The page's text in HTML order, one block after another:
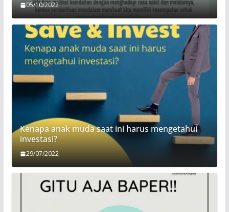
05/10/2022
Kenapa anak muda saat ini harus mengetahui
investasi?
29/07/2022